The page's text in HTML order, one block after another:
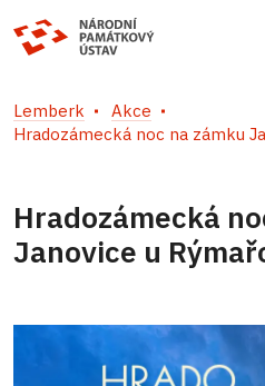
Lemberk
Akce
Hradozámecká noc na zámku
Hradozámecká
Janovice u